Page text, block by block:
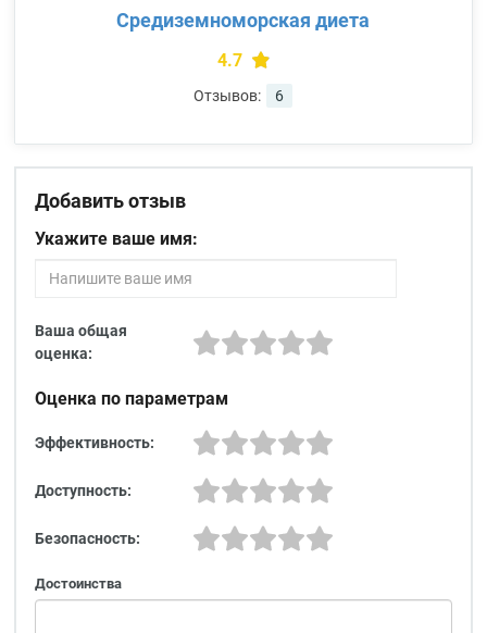
Средиземноморская диета
4.7
Отзывов: 6
Добавить отзыв
Укажите ваше имя:
Ваша общая
оценка:
Оценка по параметрам
Эффективность:
Доступность:
Безопасность:
Достоинства